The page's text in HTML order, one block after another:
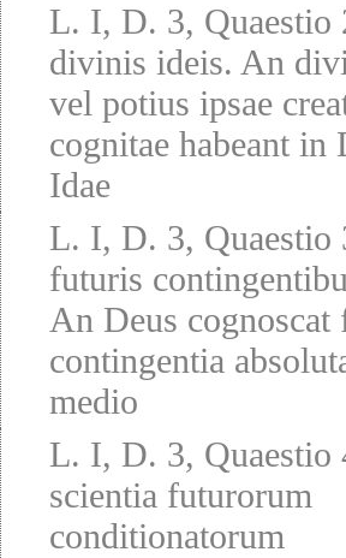
L. I, D. 3, Quaestio
divinis ideis. An
vel potius ipsae
cognitae habeant in
Idae
L. I, D. 3, Quaestio
futuris
An Deus cognoscat
contingentia
medio
L. I, D. 3, Quaestio
scientia futurorum
conditionatorum